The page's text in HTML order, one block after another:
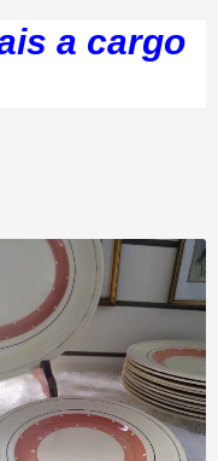
a cargo